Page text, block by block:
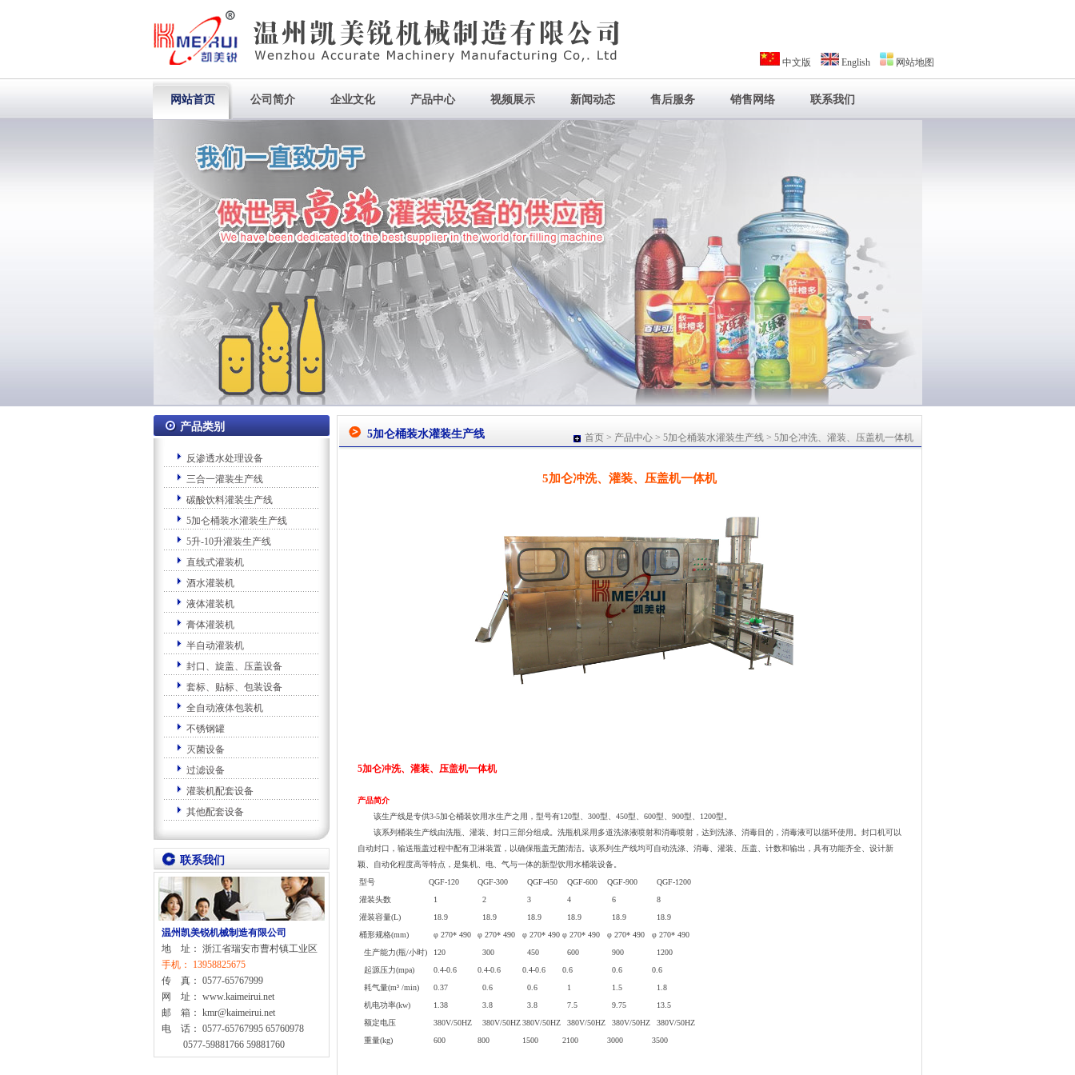
中文版 English 网站地图
网站首页 公司简介 企业文化 产品中心 视频展示 新闻动态 售后服务 销售网络 联系我们
1 2
产品类别
反渗透水处理设备
三合一灌装生产线
碳酸饮料灌装生产线
5加仑桶装水灌装生产线
5升-10升灌装生产线
直线式灌装机
酒水灌装机
液体灌装机
膏体灌装机
半自动灌装机
封口、旋盖、压盖设备
套标、贴标、包装设备
全自动液体包装机
不锈钢罐
灭菌设备
过滤设备
灌装机配套设备
其他配套设备
联系我们
温州凯美锐机械制造有限公司
地 址： 浙江省瑞安市曹村镇工业区
手机： 13958825675
传 真： 0577-65767999
网 址： www.kaimeirui.net
邮 箱： kmr@kaimeirui.net
电 话： 0577-65767995 65760978
0577-59881766 59881760
首页> 产品中心> 5加仑桶装水灌装生产线> 5加仑冲洗、灌装、压盖机一体机
5加仑桶装水灌装生产线
5加仑冲洗、灌装、压盖机一体机
5加仑冲洗、灌装、压盖机一体机
产品简介
该生产线是专供3-5加仑桶装饮用水生产之用，型号有120型、300型、450型、600型、900型、1200型。
该系列桶装生产线由洗瓶、灌装、封口三部分组成。洗瓶机采用多道洗涤液喷射和消毒喷射，达到洗涤、消毒目的，消毒液可以循环使用。封口机可以
自动封口，输送瓶盖过程中配有卫淋装置，以确保瓶盖无菌清洁。该系列生产线均可自动洗涤、消毒、灌装、压盖、计数和输出，具有功能齐全、设计新
颖、自动化程度高等特点，是集机、电、气与一体的新型饮用水桶装设备。
型号
QGF-120 QGF-300 QGF-450 QGF-600 QGF-900
QGF-1200
灌装头数
1 2 3 4 6
8
灌装容量(L)
18.9 18.9 18.9 18.9 18.9
18.9
桶形规格(mm)
φ 270* 490 φ 270* 490 φ 270* 490 φ 270* 490 φ 270* 490
φ 270* 490
生产能力(瓶/小时)
120 300 450 600 900
1200
起源压力(mpa)
0.4-0.6 0.4-0.6 0.4-0.6 0.6 0.6
0.6
耗气量(m³ /min)
0.37 0.6 0.6 1 1.5
1.8
机电功率(kw)
1.38 3.8 3.8 7.5 9.75
13.5
额定电压
380V/50HZ 380V/50HZ 380V/50HZ 380V/50HZ 380V/50HZ
380V/50HZ
重量(kg)
600 800 1500 2100 3000 3500